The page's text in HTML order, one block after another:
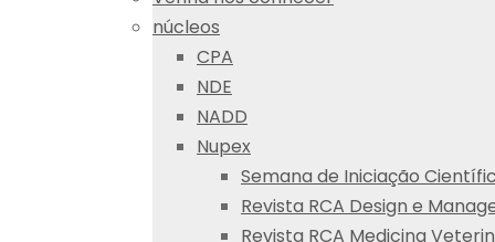
núcleos
CPA
NDE
NADD
Nupex
Semana de Iniciação
Revista RCA Design e
Revista RCA Medicina